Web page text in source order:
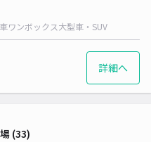
ワンボックス大型車・SUV
詳細へ
(33)